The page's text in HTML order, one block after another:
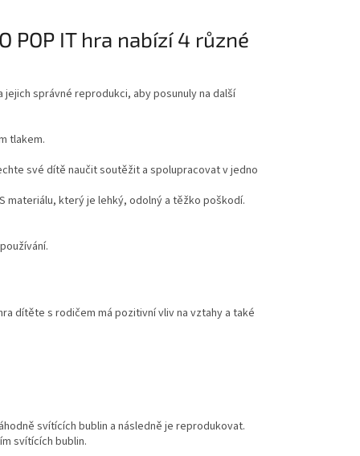
POP IT hra nabízí 4 různé
správné reprodukci, aby posunuly na další
tlakem.
své dítě naučit soutěžit a spolupracovat v jedno
materiálu, který je lehký, odolný a těžko poškodí.
dítěte s rodičem má pozitivní vliv na vztahy a také
svítících bublin a následně je reprodukovat.
svítících bublin.